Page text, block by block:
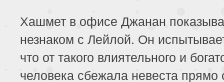
Хашмет в офисе Джанан
незнаком с Лейлой. Он
что от такого влиятельного и
человека сбежала невеста прямо